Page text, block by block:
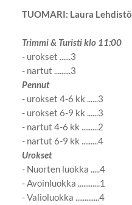
TUOMARI: Laura Lehdistö
Trimmi & Turisti klo 11:00
- urokset ......3
- nartut .........3
Pennut
- urokset 4-6 kk ......3
- urokset 6-9 kk ......3
- nartut 4-6 kk .........2
- nartut 6-9 kk .........4
Urokset
- Nuorten luokka .....4
- Avoinluokka ............1
- Valioluokka .............4